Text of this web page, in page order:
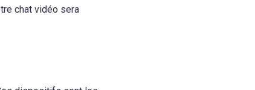
chat vidéo sera